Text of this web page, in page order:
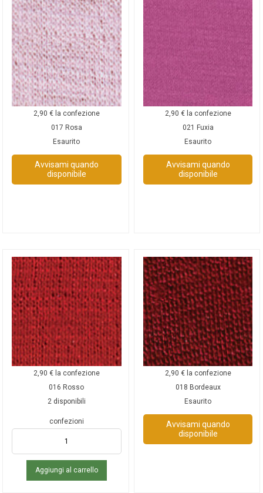
2,90 € la confezione
017 Rosa
Esaurito
Avvisami quando
disponibile
2,90 € la confezione
021 Fuxia
Esaurito
Avvisami quando
disponibile
2,90 € la confezione
016 Rosso
2 disponibili
confezioni
Aggiungi al carrello
2,90 € la confezione
018 Bordeaux
Esaurito
Avvisami quando
disponibile